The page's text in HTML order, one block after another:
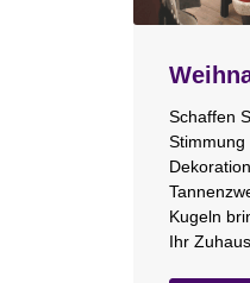
Schaffen
Stimmung
Kugeln
Ihr